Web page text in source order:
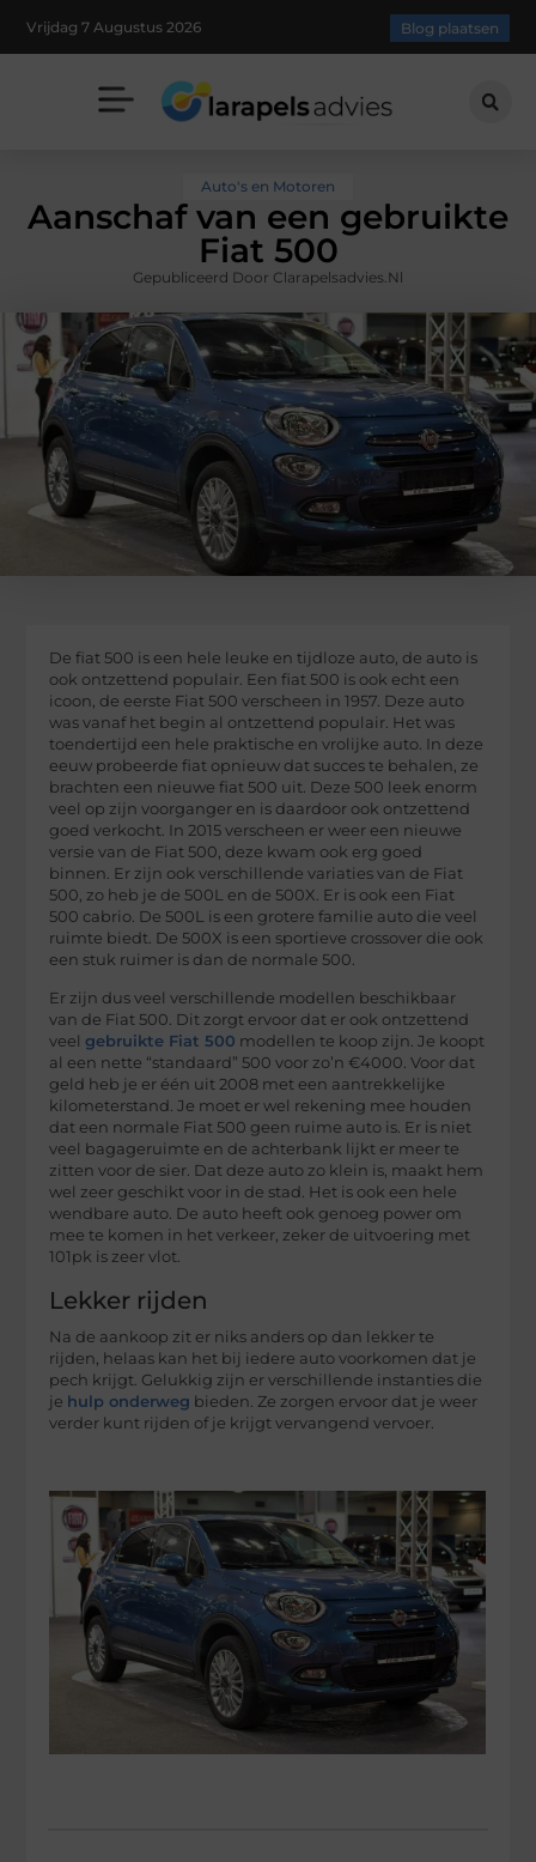
Vrijdag 7 Augustus 2026 Blog plaatsen
Auto's en Motoren
Aanschaf van een gebruikte
Fiat 500
Gepubliceerd Door Clarapelsadvies.nl
De fiat 500 is een hele leuke en tijdloze auto, de auto is
ook ontzettend populair. Een fiat 500 is ook echt een
icoon, de eerste Fiat 500 verscheen in 1957. Deze auto
was vanaf het begin al ontzettend populair. Het was
toendertijd een hele praktische en vrolijke auto. In deze
eeuw probeerde fiat opnieuw dat succes te behalen, ze
brachten een nieuwe fiat 500 uit. Deze 500 leek enorm
veel op zijn voorganger en is daardoor ook ontzettend
goed verkocht. In 2015 verscheen er weer een nieuwe
versie van de Fiat 500, deze kwam ook erg goed
binnen. Er zijn ook verschillende variaties van de Fiat
500, zo heb je de 500L en de 500X. Er is ook een Fiat
500 cabrio. De 500L is een grotere familie auto die veel
ruimte biedt. De 500X is een sportieve crossover die ook
een stuk ruimer is dan de normale 500.
Er zijn dus veel verschillende modellen beschikbaar
van de Fiat 500. Dit zorgt ervoor dat er ook ontzettend
veelgebruikte Fiat 500 modellen te koop zijn. Je koopt
al een nette “standaard” 500 voor zo’n €4000. Voor dat
geld heb je er één uit 2008 met een aantrekkelijke
kilometerstand. Je moet er wel rekening mee houden
dat een normale Fiat 500 geen ruime auto is. Er is niet
veel bagageruimte en de achterbank lijkt er meer te
zitten voor de sier. Dat deze auto zo klein is, maakt hem
wel zeer geschikt voor in de stad. Het is ook een hele
wendbare auto. De auto heeft ook genoeg power om
mee te komen in het verkeer, zeker de uitvoering met
101pk is zeer vlot.
Lekker rijden
Na de aankoop zit er niks anders op dan lekker te
rijden, helaas kan het bij iedere auto voorkomen dat je
pech krijgt. Gelukkig zijn er verschillende instanties die
je hulp onderweg bieden. Ze zorgen ervoor dat je weer
verder kunt rijden of je krijgt vervangend vervoer.